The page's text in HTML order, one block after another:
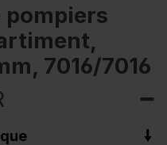
pompiers
7016/7016